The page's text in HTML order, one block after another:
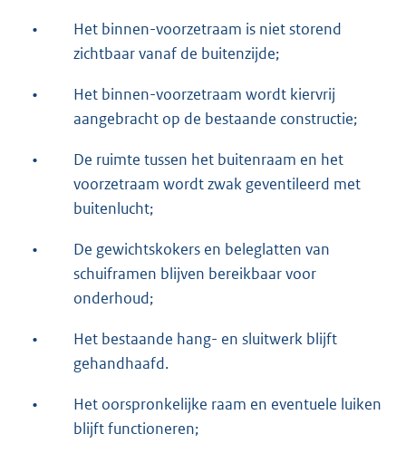
•
Het binnen-voorzetraam is niet storend
zichtbaar vanaf de buitenzijde;
•
Het binnen-voorzetraam wordt kiervrij
aangebracht op de bestaande constructie;
•
De ruimte tussen het buitenraam en het
voorzetraam wordt zwak geventileerd met
buitenlucht;
•
De gewichtskokers en beleglatten van
schuiframen blijven bereikbaar voor
onderhoud;
•
Het bestaande hang- en sluitwerk blijft
gehandhaafd.
•
Het oorspronkelijke raam en eventuele luiken
blijft functioneren;